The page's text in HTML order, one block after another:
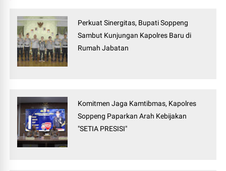
Perkuat Sinergitas, Bupati Soppeng
Sambut Kunjungan Kapolres Baru di
Rumah Jabatan
Komitmen Jaga Kamtibmas, Kapolres
Soppeng Paparkan Arah Kebijakan
"SETIA PRESISI"